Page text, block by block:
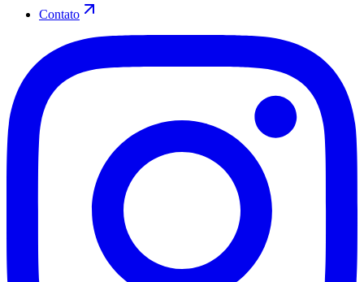
Contato